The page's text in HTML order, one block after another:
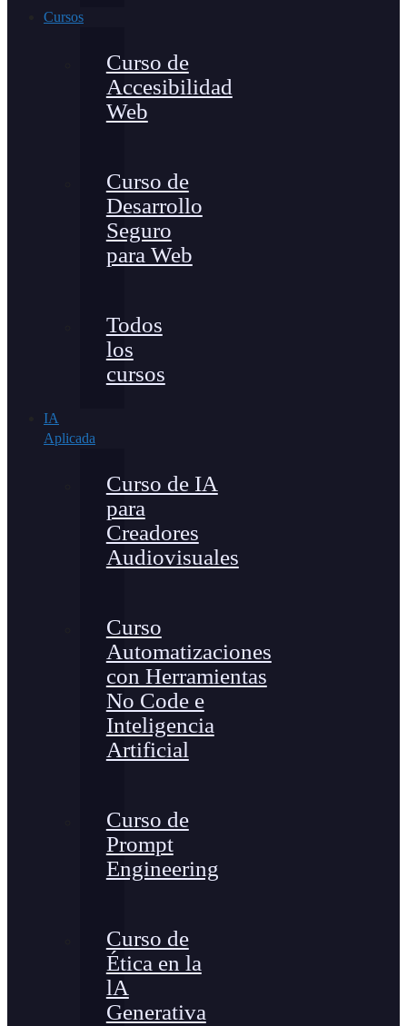
Cursos
Curso de
Accesibilidad
Web
Curso de
Desarrollo
Seguro
para Web
Todos
los
cursos
IA
Aplicada
Curso de IA
para
Creadores
Audiovisuales
Curso
Automatizaciones
con Herramientas
No Code e
Inteligencia
Artificial
Curso de
Prompt
Engineering
Curso de
Ética en la
lA
Generativa